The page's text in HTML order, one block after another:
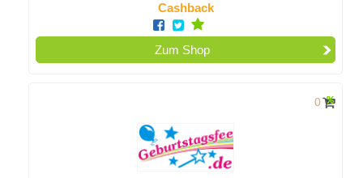
Cashback
Zum Shop
0